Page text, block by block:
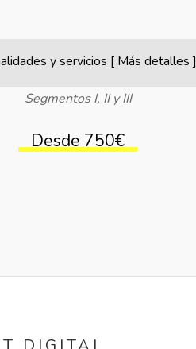
y servicios [ Más detalles ]
Segmentos I, II y III
Desde 750€